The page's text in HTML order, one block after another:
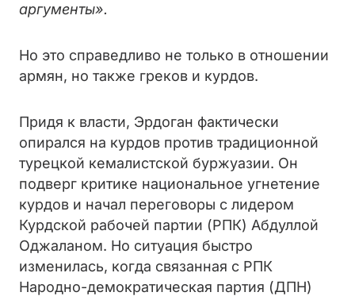
аргументы».
Но это справедливо не только в отношении
армян, но также греков и курдов.
Придя к власти, Эрдоган фактически
опирался на курдов против традиционной
турецкой кемалистской буржуазии. Он
подверг критике национальное угнетение
курдов и начал переговоры с лидером
Курдской рабочей партии (РПК) Абдуллой
Оджаланом. Но ситуация быстро
изменилась, когда связанная с РПК
Народно-демократическая партия (ДПН)